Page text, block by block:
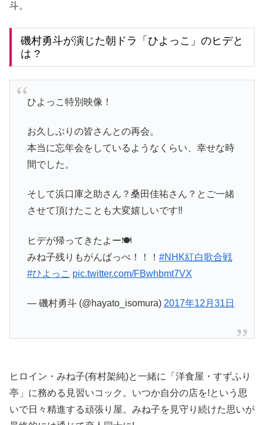
斗。
磯村勇斗が演じた朝ドラ「ひよっこ」のヒデと
は ?
ひよっこ特別映像！
お久しぶりの皆さんとの再会。
本当に忘年会をしているようなくらい、幸せな時
間でした。
そして浜口庫之助さん？桑田佳祐さん？とご一緒
させて頂けたことも大変嬉しいです‼️
ヒデが帰ってきたよー🍽
みね子残りもがんばっぺ！！！ #NHK紅白歌合戦
#ひよっこ pic.twitter.com/FBwhbmt7VX
— 磯村勇斗 (@hayato_isomura) 2017年12月31日
ヒロイン・みね子(有村架純)と一緒に「洋食屋・すずふり
亭」に務める見習いコック。いつか自分の店を!という思
いで日々精進する頑張り屋。みね子を見守り続けた思いが